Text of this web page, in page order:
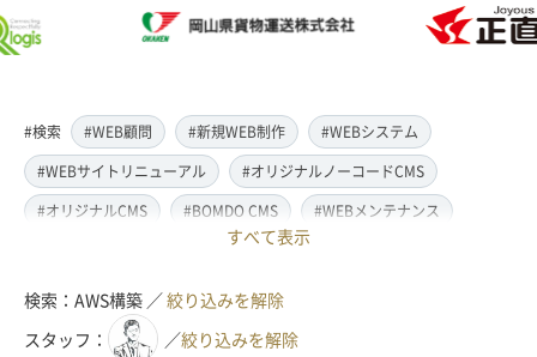
#検索 #WEB顧問 #新規WEB制作
#WEBシステム
#WEBサイトリニューアル
#オリジナルノーコードCMS
#オリジナルCMS
#BOMDO CMS
#WEBメンテナンス
#レスポンシブ対応
#翻訳・多言語対応
#情報管理システム
#ECサイト
#EC-CUBE
#ランディングページ制作
すべて表示
検索：AWS構築 ／絞り込みを解除
スタッフ：
／絞り込みを解除